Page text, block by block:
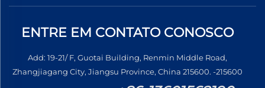
ENTRE EM CONTATO CONOSCO
Add: 19-21/ F, Guotai Building, Renmin Middle Road,
Zhangjiagang City, Jiangsu Province, China 215600. -215600